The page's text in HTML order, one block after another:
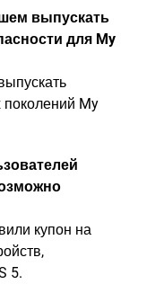
выпускать
для My
My
купон на
5.